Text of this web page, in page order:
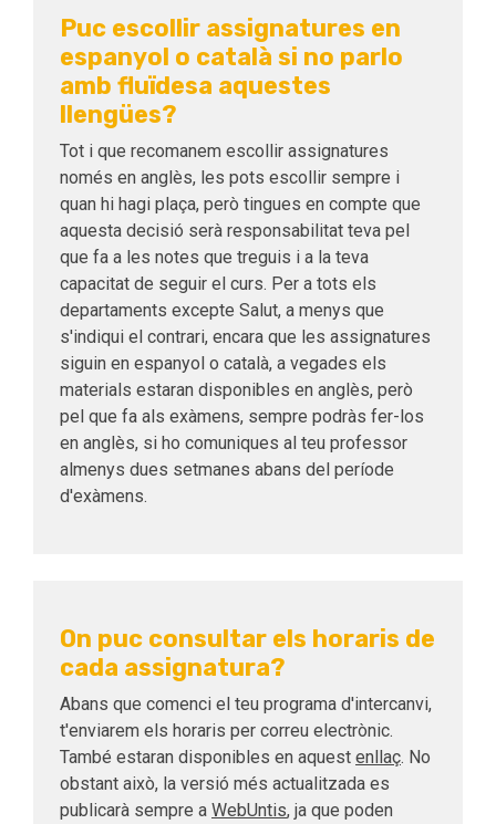
Puc escollir assignatures en
espanyol o català si no parlo
amb fluïdesa aquestes
llengües?
Tot i que recomanem escollir assignatures
només en anglès, les pots escollir sempre i
quan hi hagi plaça, però tingues en compte que
aquesta decisió serà responsabilitat teva pel
que fa a les notes que treguis i a la teva
capacitat de seguir el curs. Per a tots els
departaments excepte Salut, a menys que
s'indiqui el contrari, encara que les assignatures
siguin en espanyol o català, a vegades els
materials estaran disponibles en anglès, però
pel que fa als exàmens, sempre podràs fer-los
en anglès, si ho comuniques al teu professor
almenys dues setmanes abans del període
d'exàmens.
On puc consultar els horaris de
cada assignatura?
Abans que comenci el teu programa d'intercanvi,
t'enviarem els horaris per correu electrònic.
També estaran disponibles en aquest enllaç. No
obstant això, la versió més actualitzada es
publicarà sempre a WebUntis, ja que poden